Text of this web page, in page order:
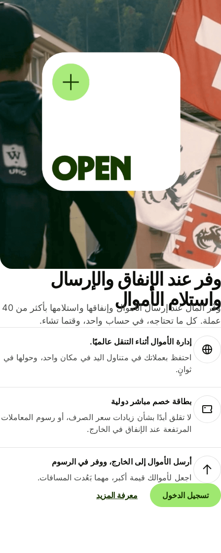
عند الإنفاق والإرسال
الأموال
وفّر المال عند إرسال الأموال وإنفاقها واستلامها بأكثر من 40
كل ما تحتاجه، في حساب واحد، وقتما تشاء.
إدارة الأموال أثناء التنقل عالميًا.
احتفظ بعملاتك في متناول اليد في مكان واحد، وحولها في
ثوانٍ.
بطاقة خصم مباشر دولية
لا تقلق أبدًا بشأن زيادات سعر الصرف، أو رسوم المعاملات
المرتفعة عند الإنفاق في الخارج.
أرسل الأموال إلى الخارج، ووفر في الرسوم
اجعل لأموالك قيمة أكبر، مهما بَعُدت المسافات.
تسجيل الدخول
معرفة المزيد